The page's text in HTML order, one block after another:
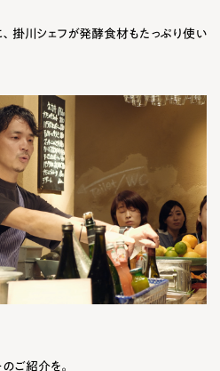
掛川シェフが発酵食材もたっぷり使い
ご紹介を。